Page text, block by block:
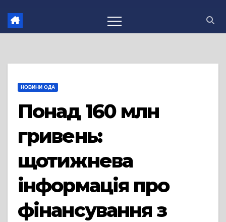
НОВИНИ ОДА
Понад 160 млн
гривень:
щотижнева
інформація про
фінансування з